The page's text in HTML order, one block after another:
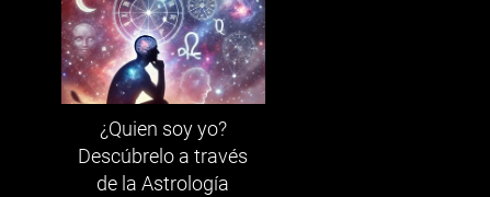
¿Quien soy yo?
Descúbrelo a través
de la Astrología